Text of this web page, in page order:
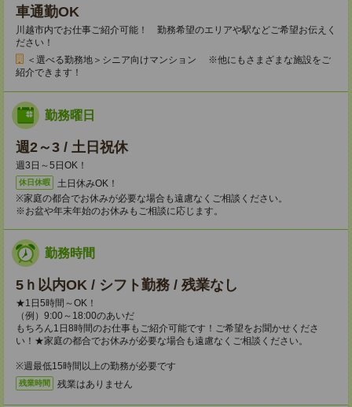
車通勤OK
川越市内でお仕事ご紹介可能！ 勤務希望のエリアや駅などご希望お伝えく
ださい！
＜選べる勤務地＞シニア向けマンション ※他にもさまざまな施設をご
紹介できます！
勤務曜日
週2～3 / 土日祝休
週3日～5日OK！
休日休暇
土日休みOK！
※家庭の都合でお休みが必要な場合も遠慮なくご相談ください。
※お盆や年末年始のお休みもご相談に応じます。
勤務時間
5ｈ以内OK / シフト勤務 / 残業なし
★1日5時間～OK！
（例）9:00～18:00のあいだ
もちろん1日8時間のお仕事もご紹介可能です！ご希望をお聞かせくださ
い！★家庭の都合でお休みが必要な場合も遠慮なくご相談ください。
※週最低15時間以上の勤務が必要です
残業時間 残業はありません